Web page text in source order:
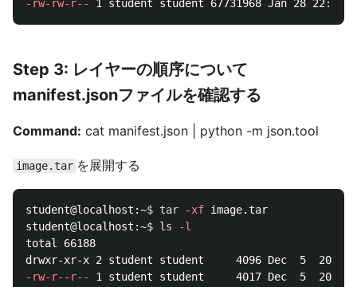
-rw-rw-r--
Step 3: レイヤーの順序について
manifest.jsonファイルを確認する
Command: cat manifest.json | python -m json.tool
image.tar を展開する
student@localhost:~$ tar -xf image.tar
student@localhost:~$ ls
-l
total 66188
-rw-r--r--
1 student student     4017 Dec  5  2019